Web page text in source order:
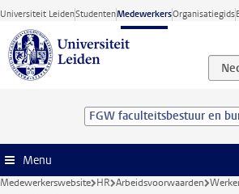
Ga direct naar de inhoud
Universiteit LeidenStudentenMedewerkersOrganisatiegids
Menu
Medewerkerswebsite HR Arbeidsvoorwaarden